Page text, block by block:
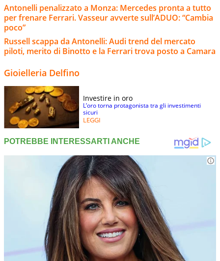
Antonelli penalizzato a Monza: Mercedes pronta a tutto
per frenare Ferrari. Vasseur avverte sull’ADUO: “Cambia
poco”
Russell scappa da Antonelli: Audi trend del mercato
piloti, merito di Binotto e la Ferrari trova posto a Camara
Gioielleria Delfino
Investire in oro
L’oro torna protagonista tra gli investimenti
sicuri
LEGGI